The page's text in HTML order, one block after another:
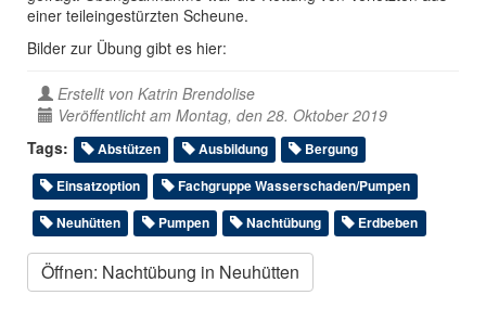
einer teileingestürzten Scheune.
Bilder zur Übung gibt es hier:
Erstellt von Katrin Brendolise
Veröffentlicht am Montag, den 28. Oktober 2019
Tags:
Abstützen Ausbildung
Bergung
Einsatzoption
Fachgruppe Wasserschaden/Pumpen
Neuhütten
Pumpen Nachtübung Erdbeben
Öffnen: Nachtübung in Neuhütten